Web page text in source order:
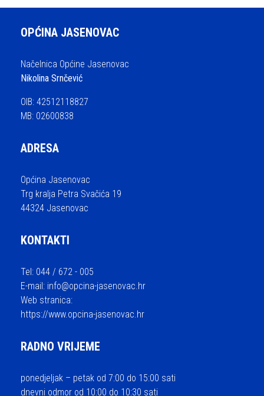
OPĆINA JASENOVAC
Načelnica Općine Jasenovac
Nikolina Srnčević
OIB: 42512118827
MB: 02600838
ADRESA
Općina Jasenovac
Trg kralja Petra Svačića 19
44324 Jasenovac
KONTAKTI
Tel: 044 / 672 - 005
E-mail: info@opcina-jasenovac.hr
Web stranica:
https://www.opcina-jasenovac.hr
RADNO VRIJEME
ponedjeljak – petak od 7:00 do 15:00 sati
dnevni odmor od 10:00 do 10:30 sati